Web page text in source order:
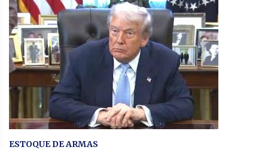
ESTOQUE DE ARMAS